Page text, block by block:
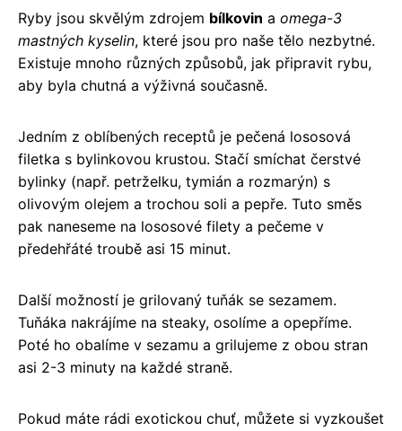
Ryby jsou skvělým zdrojem bílkovin a omega-3
mastných kyselin, které jsou pro naše tělo nezbytné.
Existuje mnoho různých způsobů, jak připravit rybu,
aby byla chutná a výživná současně.
Jedním z oblíbených receptů je pečená lososová
filetka s bylinkovou krustou. Stačí smíchat čerstvé
bylinky (např. petrželku, tymián a rozmarýn) s
olivovým olejem a trochou soli a pepře. Tuto směs
pak naneseme na lososové filety a pečeme v
předehřáté troubě asi 15 minut.
Další možností je grilovaný tuňák se sezamem.
Tuňáka nakrájíme na steaky, osolíme a opepříme.
Poté ho obalíme v sezamu a grilujeme z obou stran
asi 2-3 minuty na každé straně.
Pokud máte rádi exotickou chuť, můžete si vyzkoušet